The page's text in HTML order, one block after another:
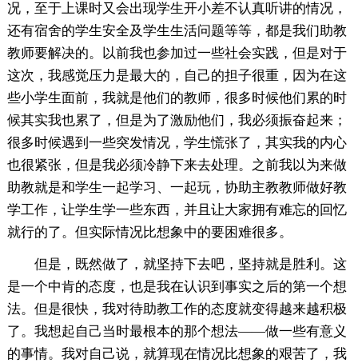
况，至于上课时又会出现学生开小差不认真听讲的情况，
还有宿舍的学生安全及学生生活问题等等，都是我们助教
教师要解决的。以前我也参加过一些社会实践，但是对于
这次，我感觉压力是最大的，自己的担子很重，因为在这
些小学生面前，我就是他们的教师，很多时候他们累的时
候其实我也累了，但是为了激励他们，我必须振奋起来；
很多时候遇到一些突发情况，学生慌张了，其实我的内心
也很紧张，但是我必须冷静下来去处理。之前我以为来做
助教就是和学生一起学习、一起玩，协助主教教师做好教
学工作，让学生学一些东西，并且让大家拥有难忘的回忆
就行的了。但实际情况比想象中的要困难很多。
但是，既然做了，就坚持下去吧，坚持就是胜利。这
是一个中肯的态度，也是我在认识到事实之后的第一个想
法。但是很快，我对待助教工作的态度就变得越来越积极
了。我想起自己当时最根本的那个想法——做一些有意义
的事情。我对自己说，就算现在情况比想象的艰苦了，我